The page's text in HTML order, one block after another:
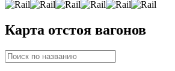
Карта отстоя вагонов